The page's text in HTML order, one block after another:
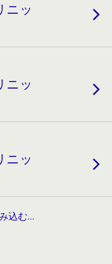
ニッ
ニッ
ニッ
込む…